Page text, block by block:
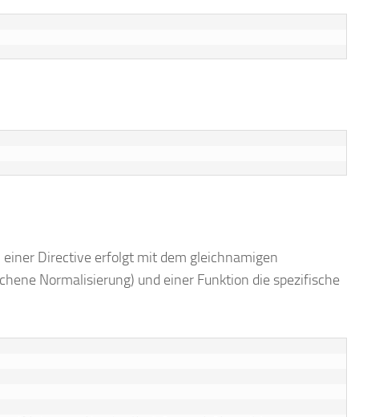
Directive erfolgt mit dem gleichnamigen
Normalisierung) und einer Funktion die spezifische